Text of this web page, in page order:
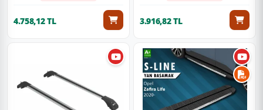
4.758,12 TL 3.916,82 TL